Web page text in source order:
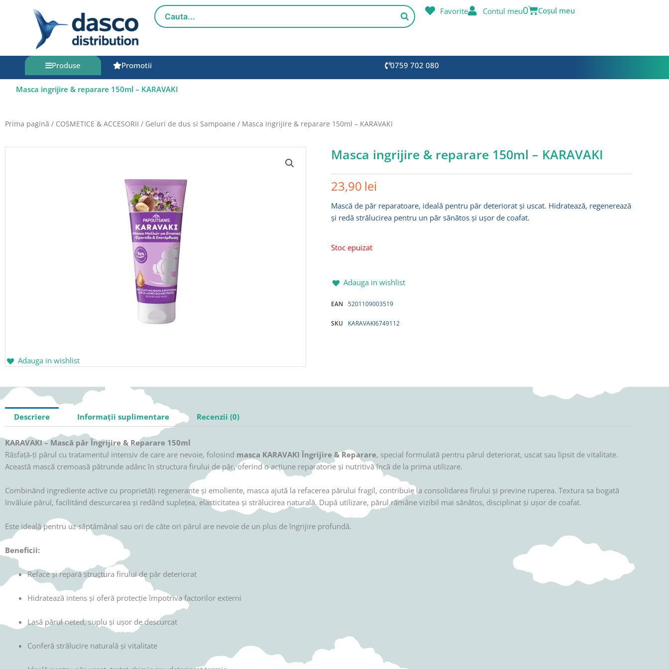
Favorite Contul meu0
Cart
Produse Promotii 0759 702 080
Masca ingrijire & reparare 150ml – KARAVAKI
Prima pagină / COSMETICE & ACCESORII / Geluri de dus si Sampoane / Masca ingrijire & reparare 150ml – KARAVAKI
Adauga in wishlist
Masca ingrijire & reparare 150ml – KARAVAKI
23,90 lei
Mască de păr reparatoare, ideală pentru păr deteriorat și uscat. Hidratează, regenerează
și redă strălucirea pentru un păr sănătos și ușor de coafat.
Stoc epuizat
Adauga in wishlist
EAN 5201109003519
SKU KARAVAKI6749112
Descriere Informații suplimentare Recenzii (0)
KARAVAKI – Mască păr Îngrijire & Reparare 150ml
Răsfață-ți părul cu tratamentul intensiv de care are nevoie, folosind masca KARAVAKI Îngrijire & Reparare, special formulată pentru părul deteriorat, uscat sau lipsit de vitalitate.
Această mască cremoasă pătrunde adânc în structura firului de păr, oferind o acțiune reparatorie și nutritivă încă de la prima utilizare.
Combinând ingrediente active cu proprietăți regenerante și emoliente, masca ajută la refacerea părului fragil, contribuie la consolidarea firului și previne ruperea. Textura sa bogată
învăluie părul, facilitând descurcarea și redând suplețea, elasticitatea și strălucirea naturală. După utilizare, părul rămâne vizibil mai sănătos, disciplinat și ușor de coafat.
Este ideală pentru uz săptămânal sau ori de câte ori părul are nevoie de un plus de îngrijire profundă.
Beneficii:
Reface și repară structura firului de păr deteriorat
Hidratează intens și oferă protecție împotriva factorilor externi
Lasă părul neted, suplu și ușor de descurcat
Conferă strălucire naturală și vitalitate